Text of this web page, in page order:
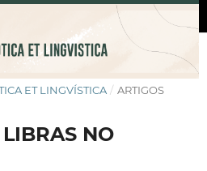
ET LINGVÍSTICA / ARTIGOS
NO